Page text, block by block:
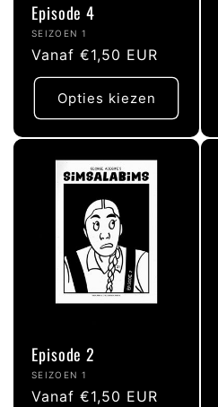
Episode 4
Verkoper:
SEIZOEN 1
Normale
prijs
Vanaf €1,50 EUR
Opties kiezen
Episode 2
Verkoper:
SEIZOEN 1
Normale
Vanaf €1,50 EUR